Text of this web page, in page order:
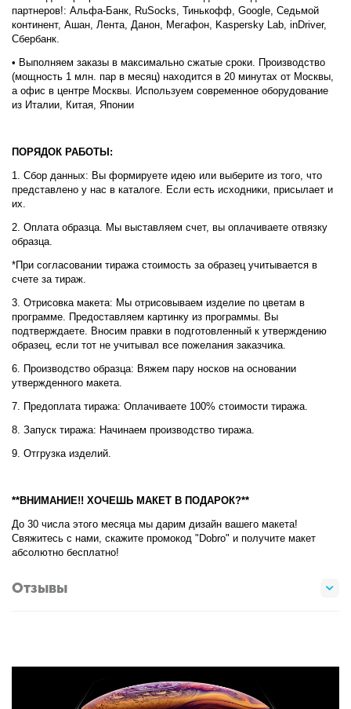
партнеров!: Альфа-Банк, RuSocks, Тинькофф, Google, Седьмой
континент, Ашан, Лента, Данон, Мегафон, Kaspersky Lab, inDriver,
Сбербанк.
• Выполняем заказы в максимально сжатые сроки. Производство
(мощность 1 млн. пар в месяц) находится в 20 минутах от Москвы,
а офис в центре Москвы. Используем современное оборудование
из Италии, Китая, Японии
ПОРЯДОК РАБОТЫ:
1. Сбор данных: Вы формируете идею или выберите из того, что
представлено у нас в каталоге. Если есть исходники, присылает и
их.
2. Оплата образца. Мы выставляем счет, вы оплачиваете отвязку
образца.
*При согласовании тиража стоимость за образец учитывается в
счете за тираж.
3. Отрисовка макета: Мы отрисовываем изделие по цветам в
программе. Предоставляем картинку из программы. Вы
подтверждаете. Вносим правки в подготовленный к утверждению
образец, если тот не учитывал все пожелания заказчика.
6. Производство образца: Вяжем пару носков на основании
утвержденного макета.
7. Предоплата тиража: Оплачиваете 100% стоимости тиража.
8. Запуск тиража: Начинаем производство тиража.
9. Отгрузка изделий.
**ВНИМАНИЕ!! ХОЧЕШЬ МАКЕТ В ПОДАРОК?**
До 30 числа этого месяца мы дарим дизайн вашего макета!
Свяжитесь с нами, скажите промокод "Dobro" и получите макет
абсолютно бесплатно!
Отзывы